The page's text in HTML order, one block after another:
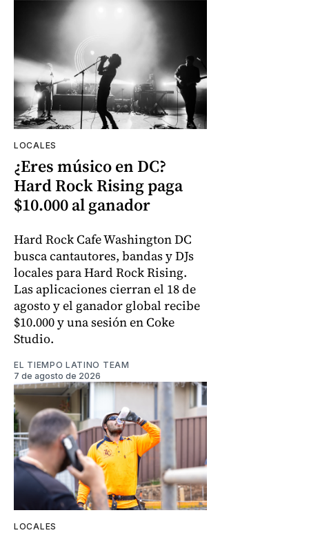
LOCALES
¿Eres músico en DC?
Hard Rock Rising paga
$10.000 al ganador
Hard Rock Cafe Washington DC
busca cantautores, bandas y DJs
locales para Hard Rock Rising.
Las aplicaciones cierran el 18 de
agosto y el ganador global recibe
$10.000 y una sesión en Coke
Studio.
EL TIEMPO LATINO TEAM
7 de agosto de 2026
LOCALES